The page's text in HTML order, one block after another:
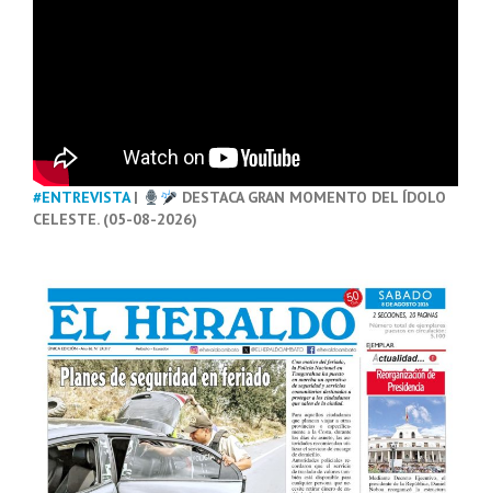
#ENTREVISTA|
DESTACA GRAN MOMENTO DEL ÍDOLO
CELESTE. (05-08-2026)